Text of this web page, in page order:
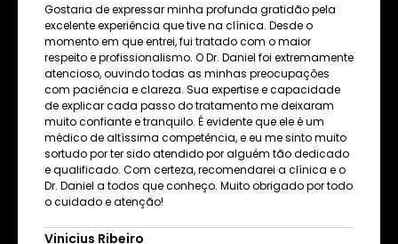
Gostaria de expressar minha profunda gratidão pela
excelente experiência que tive na clínica. Desde o
momento em que entrei, fui tratado com o maior
respeito e profissionalismo. O Dr. Daniel foi extremamente
atencioso, ouvindo todas as minhas preocupações
com paciência e clareza. Sua expertise e capacidade
de explicar cada passo do tratamento me deixaram
muito confiante e tranquilo. É evidente que ele é um
médico de altíssima competência, e eu me sinto muito
sortudo por ter sido atendido por alguém tão dedicado
e qualificado. Com certeza, recomendarei a clínica e o
Dr. Daniel a todos que conheço. Muito obrigado por todo
o cuidado e atenção!
Vinicius Ribeiro